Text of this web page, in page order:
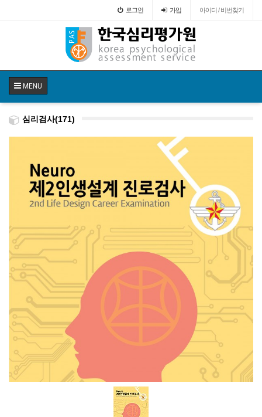
로그인 가입 아이디 / 비번찾기
MENU
심리검사(171)